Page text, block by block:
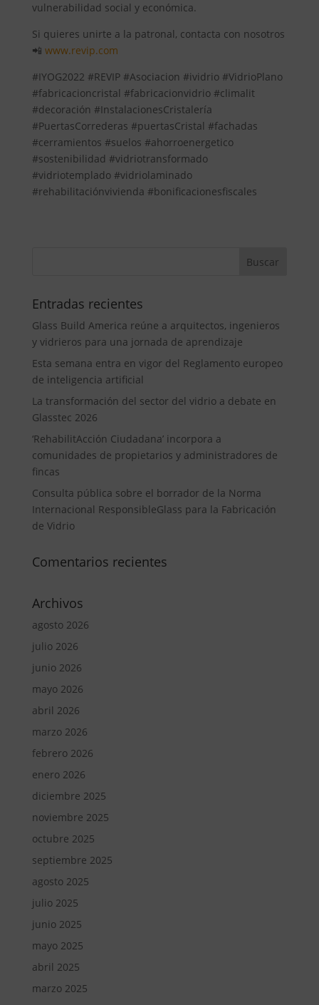
vulnerabilidad social y económica.
Si quieres unirte a la patronal, contacta con nosotros
📲 www.revip.com
#IYOG2022 #REVIP #Asociacion #ividrio #VidrioPlano
#fabricacioncristal #fabricacionvidrio #climalit
#decoración #InstalacionesCristalería
#PuertasCorrederas #puertasCristal #fachadas
#cerramientos #suelos #ahorroenergetico
#sostenibilidad #vidriotransformado
#vidriotemplado #vidriolaminado
#rehabilitaciónvivienda #bonificacionesfiscales
Entradas recientes
Glass Build America reúne a arquitectos, ingenieros
y vidrieros para una jornada de aprendizaje
Esta semana entra en vigor del Reglamento europeo
de inteligencia artificial
La transformación del sector del vidrio a debate en
Glasstec 2026
‘RehabilitAcción Ciudadana’ incorpora a
comunidades de propietarios y administradores de
fincas
Consulta pública sobre el borrador de la Norma
Internacional ResponsibleGlass para la Fabricación
de Vidrio
Comentarios recientes
Archivos
agosto 2026
julio 2026
junio 2026
mayo 2026
abril 2026
marzo 2026
febrero 2026
enero 2026
diciembre 2025
noviembre 2025
octubre 2025
septiembre 2025
agosto 2025
julio 2025
junio 2025
mayo 2025
abril 2025
marzo 2025